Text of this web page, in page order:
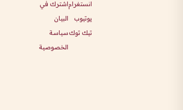
انستغرام
يوتيوب
تيك توك
اشترك في
البيان
سياسة
الخصوصية